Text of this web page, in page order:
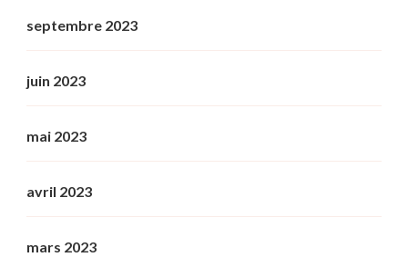
septembre 2023
juin 2023
mai 2023
avril 2023
mars 2023